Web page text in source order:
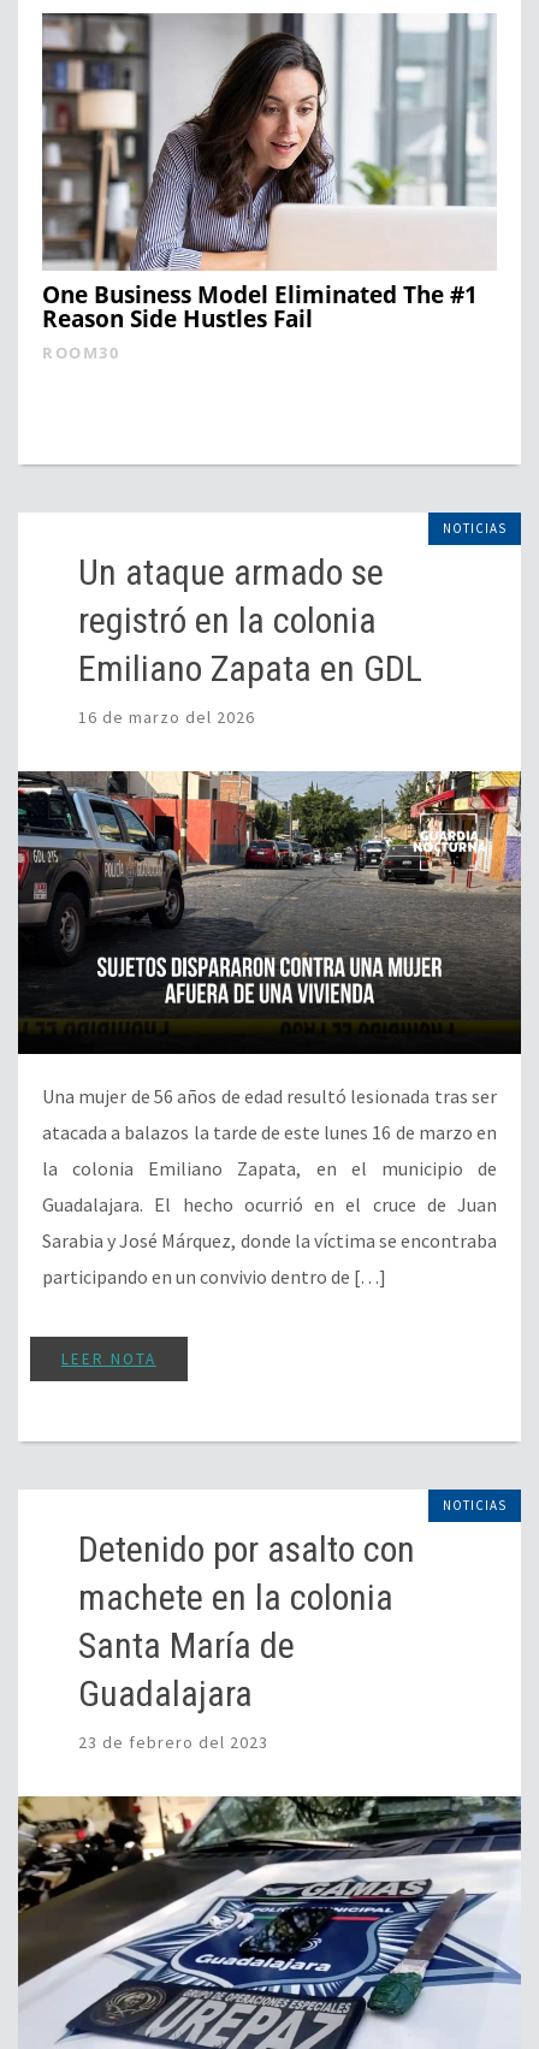
One Business Model Eliminated The #1
Reason Side Hustles Fail
ROOM30
NOTICIAS
Un ataque armado se
registró en la colonia
Emiliano Zapata en GDL
16 de marzo del 2026
Una mujer de 56 años de edad resultó lesionada tras ser
atacada a balazos la tarde de este lunes 16 de marzo en
la colonia Emiliano Zapata, en el municipio de
Guadalajara. El hecho ocurrió en el cruce de Juan
Sarabia y José Márquez, donde la víctima se encontraba
participando en un convivio dentro de […]
LEER NOTA
NOTICIAS
Detenido por asalto con
machete en la colonia
Santa María de
Guadalajara
23 de febrero del 2023